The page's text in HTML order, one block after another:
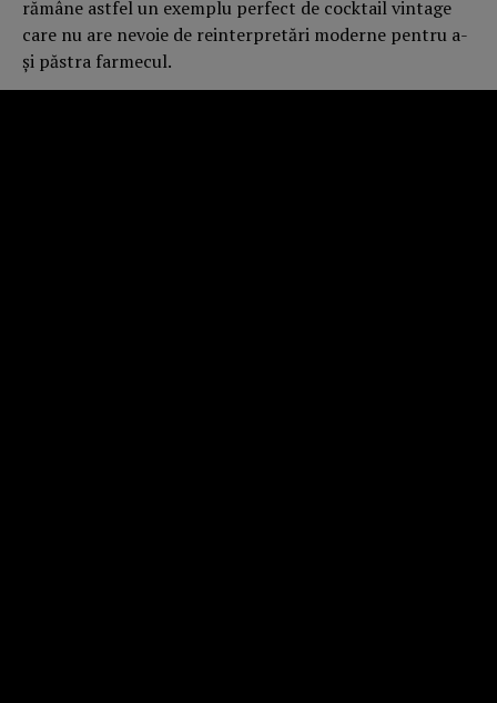
rămâne astfel un exemplu perfect de cocktail vintage
care nu are nevoie de reinterpretări moderne pentru a-
și păstra farmecul.